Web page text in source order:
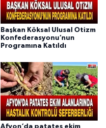
Başkan Köksal Ulusal Otizm
Konfederasyonu’nun
Programına Katıldı